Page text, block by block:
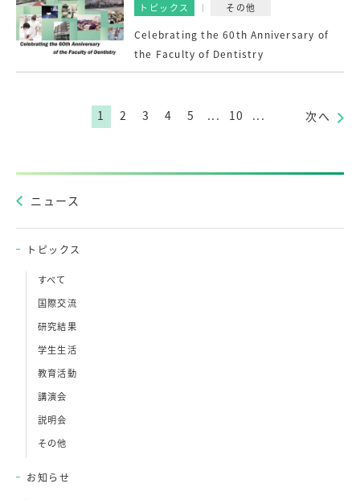
トピックス その他
Celebrating the 60th Anniversary of
the Faculty of Dentistry
1 2 3 4 5 ... 10 ... 次へ
ニュース
トピックス
すべて
国際交流
研究結果
学生生活
教育活動
講演会
説明会
その他
お知らせ